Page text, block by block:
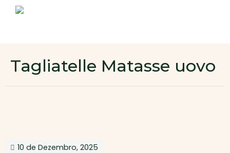
Área de cliente
Tagliatelle Matasse uovo
10 de Dezembro, 2025